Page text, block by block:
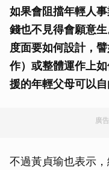
如果會阻擋年輕人
錢也不見得會願意
度面要如何設計，
作）或整體運作上
援的年輕父母可以
廣
不過黃貞瑜也表示